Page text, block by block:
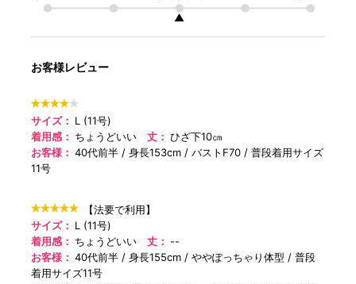
▲
お客様レビュー
サイズ： L (11号)
着用感： ちょうどいい 丈：ひざ下10㎝
お客様：40代前半 身長153cm バストF70
普段着用サイズ
11号
【法要で利用】
サイズ： L (11号)
着用感： ちょうどいい 丈： --
お客様：40代前半 身長155cm ややぽっちゃり体型
普段
着用サイズ11号